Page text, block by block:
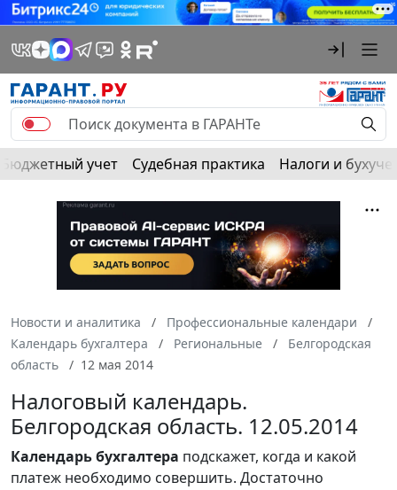
Бюджетный учет Судебная практика Налоги и
Новости и аналитика
Профессиональные календари
Календарь бухгалтера
Региональные
Белгородская
область
12 мая 2014
Налоговый календарь.
Белгородская область. 12.05.2014
Календарьбухгалтера подскажет, когда и какой
платеж необходимо совершить. Достаточно